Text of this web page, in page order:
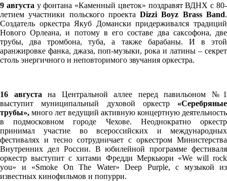
9 августа у фонтана «Каменный цветок» поздравят ВДНХ с 80-
летием участники польского проектаDizzi Boyz Brass Band.
Создатель оркестра Якуб Домански придерживался традиций
Нового Орлеана, и потому в его составе два саксофона, две
трубы, два тромбона, туба, а также барабаны. И в этой
аранжировке фанка, джаза, поп-музыки, рока и латины – секрет
столь энергичного и неповторимого звучания оркестра.
16 августа на Центральной аллее перед павильоном №1
выступит муниципальный духовой оркестр «Серебряные
трубы», много лет ведущий активную концертную деятельность
в подмосковном городе Чехове. Неоднократно оркестр
принимал участие во всероссийских и международных
фестивалях и тесно сотрудничает с оркестром Министерства
Внутренних дел России. В юбилейной программе фестиваля
оркестр выступит с хитами Фредди Меркьюри «We will rock
you» и «Smoke On The Water» Deep Purple, с музыкой из
известных кинофильмов и попурри.